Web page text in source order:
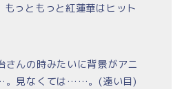
もっともっと紅蓮華はヒット
んの時みたいに背景がアニ
。見なくては……。(遠い目)